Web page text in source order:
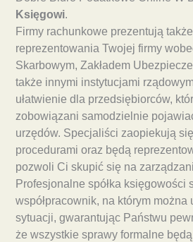
Księgowi.
Firmy rachunkowe prezentują
reprezentowania Twojej firmy
Skarbowym, Zakładem
także innymi instytucjami
ułatwienie dla przedsiębiorców,
zobowiązani samodzielnie
urzędów. Specjaliści zaopiekują
procedurami oraz będą
pozwoli Ci skupić się na
Profesjonalne spółka księgowości
współpracownik, na którym można
sytuacji, gwarantując Państwu
że wszystkie sprawy formalne